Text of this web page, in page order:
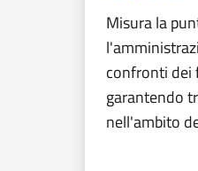
Misura la
confronti dei
garantendo
nell'ambito